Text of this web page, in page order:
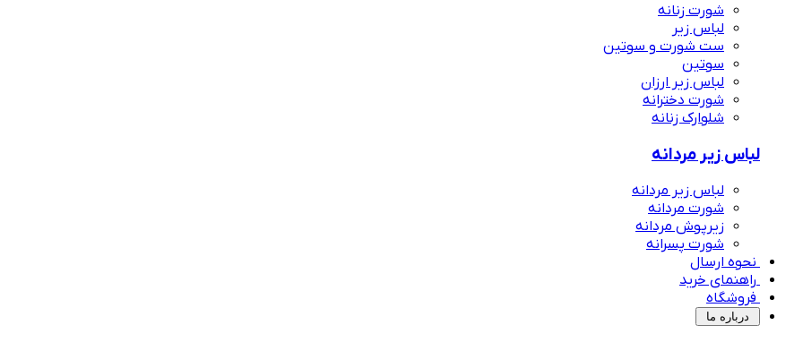
شورت زنانه
لباس زیر
ست شورت و سوتین
سوتین
لباس زیر ارزان
شورت دخترانه
شلوارک زنانه
لباس زیر مردانه
لباس زیر مردانه
شورت مردانه
زیرپوش مردانه
شورت پسرانه
نحوه ارسال
راهنمای خرید
فروشگاه
‌درباره ما